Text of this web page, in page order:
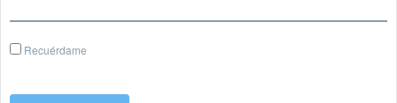
Recuérdame